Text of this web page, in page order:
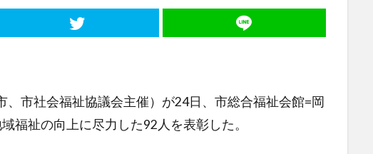
、市社会福祉協議会主催）が24日、市総合福祉会館=岡
福祉の向上に尽力した92人を表彰した。